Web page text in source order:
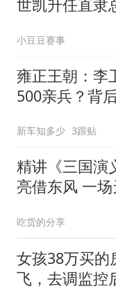
世凯升任直隶
小豆豆赛事
雍正王朝：李
500亲兵？背
新车知多少 3跟贴
精讲《三国演
亮借东风 一场
吃货的分享
女孩38万买的
飞，去调监控